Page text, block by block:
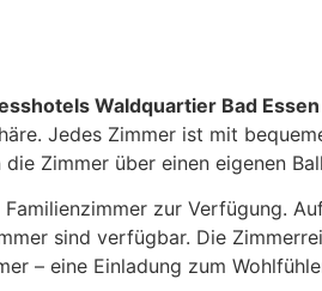
Waldquartier Bad Essen
Jedes Zimmer ist mit
Zimmer über einen eigenen
zur Verfügung.
sind verfügbar. Die
– eine Einladung zum